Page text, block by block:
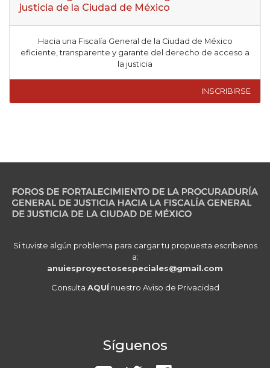
justicia de la Ciudad de México
Hacia una Fiscalía General de la Ciudad de México
eficiente, transparente y garante del derecho de acceso a
la justicia
INSCRIBIRSE
Si tuviste algún problema para cargar tu propuesta escríbenos
a:
anuiesproyectosespeciales@gmail.com
Consulta AQUÍnuestro Aviso de Privacidad
Síguenos